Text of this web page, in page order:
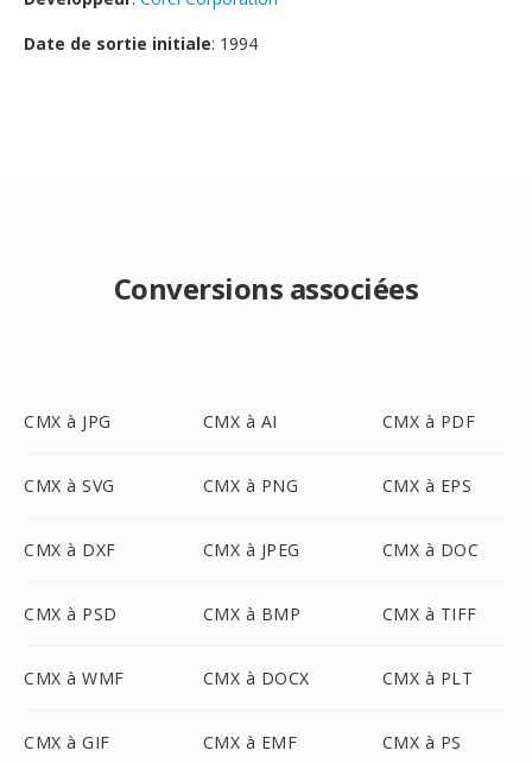
Date de sortie initiale: 1994
Conversions associées
CMX à JPG CMX à AI CMX à PDF
CMX à SVG CMX à PNG CMX à EPS
CMX à DXF CMX à JPEG CMX à DOC
CMX à PSD CMX à BMP CMX à TIFF
CMX à WMF CMX à DOCX CMX à PLT
CMX à GIF CMX à EMF CMX à PS